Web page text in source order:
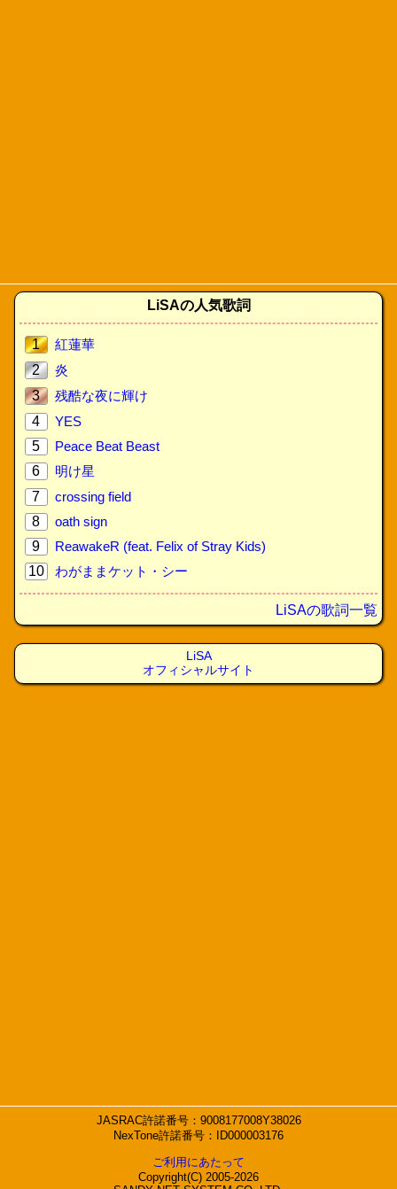
LiSAの人気歌詞
1
紅蓮華
2
炎
3
残酷な夜に輝け
4
YES
5
Peace Beat Beast
6
明け星
7
crossing field
8
oath sign
9
ReawakeR (feat. Felix of Stray Kids)
10
わがままケット・シー
LiSAの歌詞一覧
LiSA
オフィシャルサイト
JASRAC許諾番号：9008177008Y38026
NexTone許諾番号：ID000003176
ご利用にあたって
Copyright(C) 2005-2026